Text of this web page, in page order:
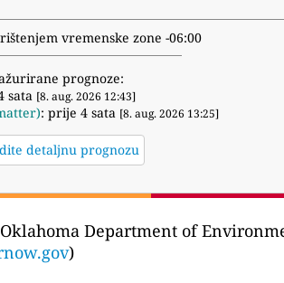
vremenske zone -06:00
prognoze:
sata [8. aug. 2026 12:43]
: prije 4 sata [8. aug. 2026 13:25]
detaljnu prognozu
Department of
)